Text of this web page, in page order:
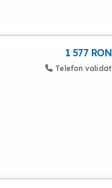
1 577 RON
Telefon validat